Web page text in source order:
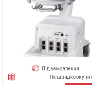
Під замовлення
Як швидко